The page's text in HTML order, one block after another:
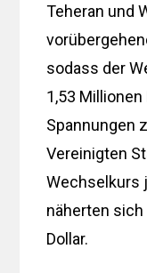
Teheran und
sodass der
1,53 Millionen
Spannungen
Vereinigten
Wechselkurs
näherten sich
Dollar.